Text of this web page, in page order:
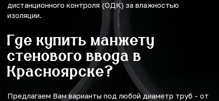
дистанционного контроля (ОДК) за влажностью
изоляции.
Где купить манжету
стенового ввода в
Красноярске?
Предлагаем Вам варианты под любой диаметр труб - от